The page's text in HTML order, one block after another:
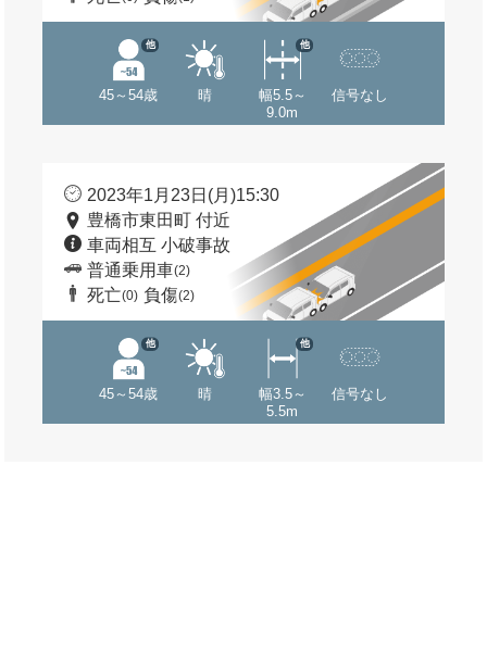
45～54歳
他
晴
幅5.5～
9.0m
他
信号なし
2023年1月23日(月)15:30
豊橋市東田町 付近
車両相互 小破事故
普通乗用車(2)
死亡(0) 負傷(2)
45～54歳
他
晴
幅3.5～
5.5m
他
信号なし